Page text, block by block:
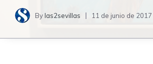
Bylas2sevillas 11 de junio de 2017